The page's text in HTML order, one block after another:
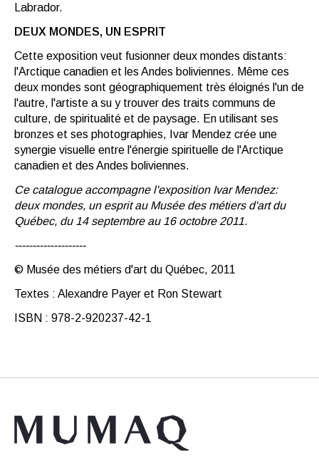
Labrador.
DEUX MONDES, UN ESPRIT
Cette exposition veut fusionner deux mondes distants:
l'Arctique canadien et les Andes boliviennes. Même ces
deux mondes sont géographiquement très éloignés l'un de
l'autre, l'artiste a su y trouver des traits communs de
culture, de spiritualité et de paysage. En utilisant ses
bronzes et ses photographies, Ivar Mendez crée une
synergie visuelle entre l'énergie spirituelle de l'Arctique
canadien et des Andes boliviennes.
Ce catalogue accompagne l'exposition Ivar Mendez:
deux mondes, un esprit au Musée des métiers d'art du
Québec, du 14 septembre au 16 octobre 2011.
--------------------
© Musée des métiers d'art du Québec, 2011
Textes : Alexandre Payer et Ron Stewart
ISBN : 978-2-920237-42-1